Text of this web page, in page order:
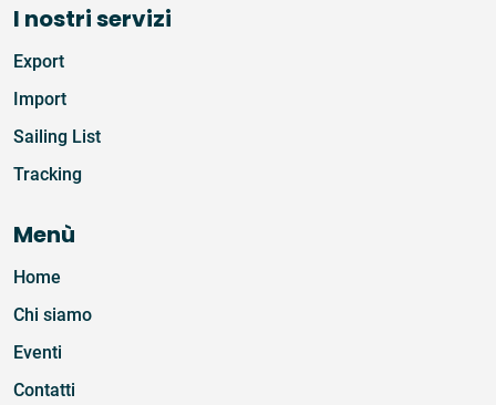
I nostri servizi
Export
Import
Sailing List
Tracking
Menù
Home
Chi siamo
Eventi
Contatti